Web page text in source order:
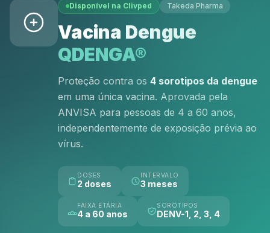
Disponível na Clivped Takeda Pharma
Vacina Dengue
QDENGA®
Proteção contra os 4 sorotipos da dengue
em uma única vacina. Aprovada pela
ANVISA para pessoas de 4 a 60 anos,
independentemente de exposição prévia ao
vírus.
DOSES
2 doses
INTERVALO
3 meses
FAIXA ETÁRIA
4 a 60 anos
SOROTIPOS
DENV-1, 2, 3, 4